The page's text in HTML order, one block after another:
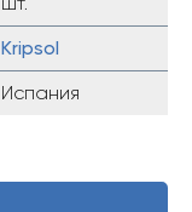
Kripsol
Испания